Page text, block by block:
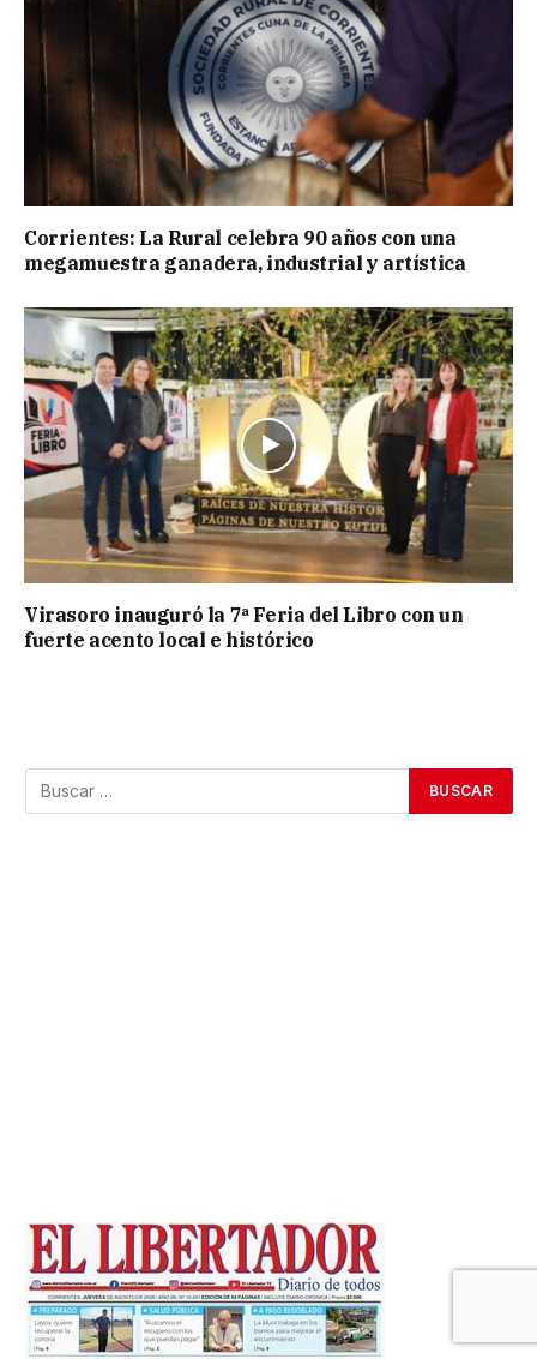
Corrientes: La Rural celebra 90 años con una
megamuestra ganadera, industrial y artística
Virasoro inauguró la 7ª Feria del Libro con un
fuerte acento local e histórico